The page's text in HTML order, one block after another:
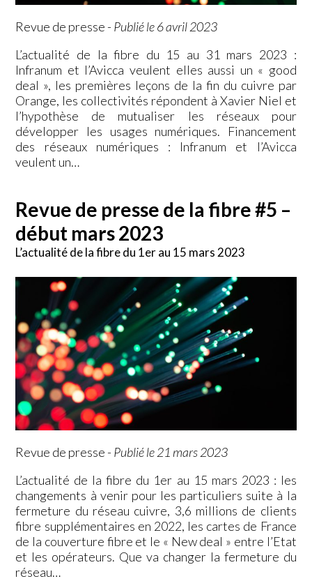
Revue de presse - Publié le 6 avril 2023
L’actualité de la fibre du 15 au 31 mars 2023 :
Infranum et l’Avicca veulent elles aussi un « good
deal », les premières leçons de la fin du cuivre par
Orange, les collectivités répondent à Xavier Niel et
l’hypothèse de mutualiser les réseaux pour
développer les usages numériques. Financement
des réseaux numériques : Infranum et l’Avicca
veulent un…
Revue de presse de la fibre #5 –
début mars 2023
L’actualité de la fibre du 1er au 15 mars 2023
Revue de presse - Publié le 21 mars 2023
L’actualité de la fibre du 1er au 15 mars 2023 : les
changements à venir pour les particuliers suite à la
fermeture du réseau cuivre, 3,6 millions de clients
fibre supplémentaires en 2022, les cartes de France
de la couverture fibre et le « New deal » entre l’Etat
et les opérateurs. Que va changer la fermeture du
réseau…